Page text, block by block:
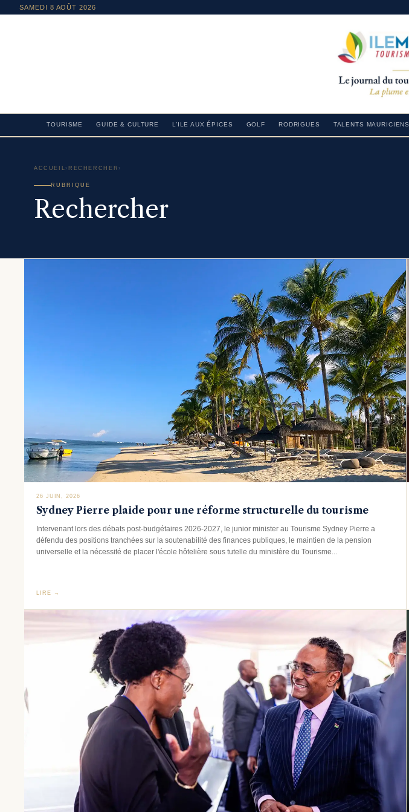
SAMEDI 8 AOÛT 2026
TOURISME GUIDE & CULTURE L’ILE AUX ÉPICES GOLF RODRIGUES TALENTS MAURICIENS
ACCUEIL › RECHERCHER ›
RUBRIQUE
Rechercher
26 JUIN, 2026
Sydney Pierre plaide pour une réforme structurelle du tourisme
Intervenant lors des débats post-budgétaires 2026-2027, le junior minister au Tourisme Sydney Pierre a
défendu des positions tranchées sur la soutenabilité des finances publiques, le maintien de la pension
universelle et la nécessité de placer l'école hôtelière sous tutelle du ministère du Tourisme...
LIRE →